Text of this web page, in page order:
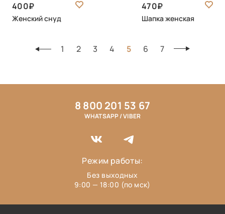
400
Женский снуд
470
Шапка женская
1 2 3 4 5 6 7
8 800 201 53 67
WHATSAPP / VIBER
Режим работы:
Без выходных
9:00 — 18:00 (по мск)